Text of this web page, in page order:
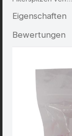
Eigenschaften
Bewertungen